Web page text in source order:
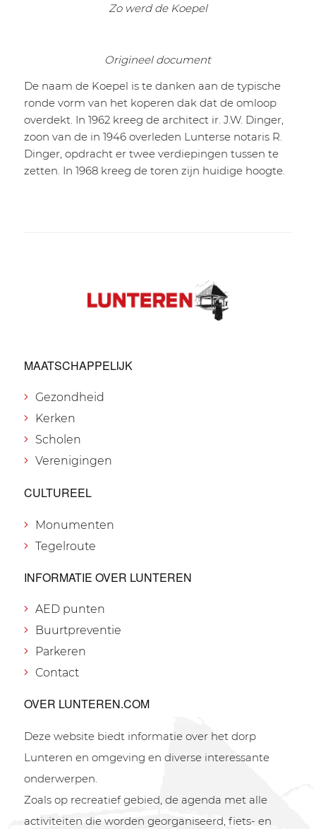
Zo werd de Koepel
Origineel document
De naam de Koepel is te danken aan de typische
ronde vorm van het koperen dak dat de omloop
overdekt. In 1962 kreeg de architect ir. J.W. Dinger,
zoon van de in 1946 overleden Lunterse notaris R.
Dinger, opdracht er twee verdiepingen tussen te
zetten. In 1968 kreeg de toren zijn huidige hoogte.
MAATSCHAPPELIJK
Gezondheid
Kerken
Scholen
Verenigingen
CULTUREEL
Monumenten
Tegelroute
INFORMATIE OVER LUNTEREN
AED punten
Buurtpreventie
Parkeren
Contact
OVER LUNTEREN.COM
Deze website biedt informatie over het dorp
Lunteren en omgeving en diverse interessante
onderwerpen.
Zoals op recreatief gebied, de agenda met alle
activiteiten die worden georganiseerd, fiets- en